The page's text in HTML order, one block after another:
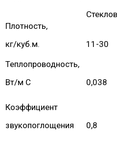
Плотность,
кг/куб.м.
11-30
Теплопроводность,
Вт/м С
0,038
Коэффициент
звукопоглощения
0,8